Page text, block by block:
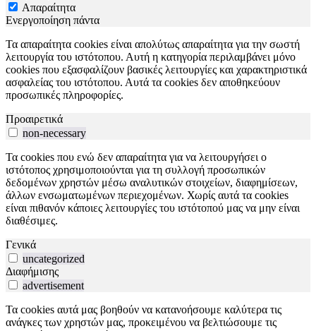
Απαραίτητα
Ενεργοποίηση πάντα
Τα απαραίτητα cookies είναι απολύτως απαραίτητα για την σωστή
λειτουργία του ιστότοπου. Αυτή η κατηγορία περιλαμβάνει μόνο
cookies που εξασφαλίζουν βασικές λειτουργίες και χαρακτηριστικά
ασφαλείας του ιστότοπου. Αυτά τα cookies δεν αποθηκεύουν
προσωπικές πληροφορίες.
Προαιρετικά
non-necessary
Τα cookies που ενώ δεν απαραίτητα για να λειτουργήσει ο
ιστότοπος χρησιμοποιούνται για τη συλλογή προσωπικών
δεδομένων χρηστών μέσω αναλυτικών στοιχείων, διαφημίσεων,
άλλων ενσωματωμένων περιεχομένων. Χωρίς αυτά τα cookies
είναι πιθανόν κάποιες λειτουργίες του ιστότοπού μας να μην είναι
διαθέσιμες.
Γενικά
uncategorized
Διαφήμισης
advertisement
Τα cookies αυτά μας βοηθούν να κατανοήσουμε καλύτερα τις
ανάγκες των χρηστών μας, προκειμένου να βελτιώσουμε τις